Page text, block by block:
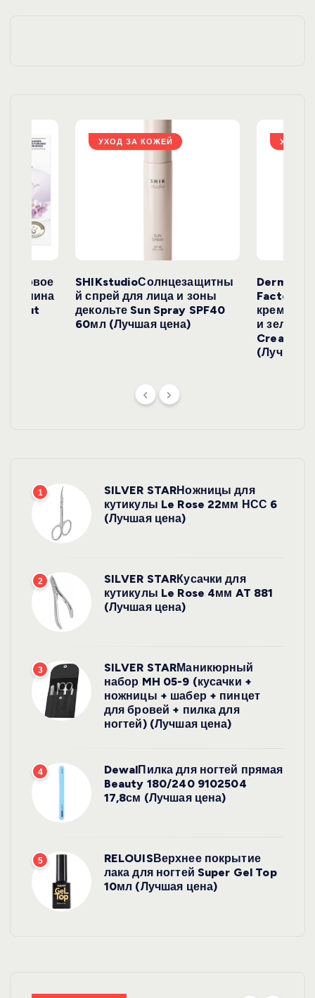
з
а
п
с
е
й
жасмина
УХОД ЗА КОЖЕЙ
SHIKstudioСолнцезащитны
й спрей для лица и зоны
декольте Sun Spray SPF40
60мл (Лучшая цена)
УХОД
Derma
крем с
и
Cream
(Лучшая
1
SILVER STARНожницы для
кутикулы Le Rose 22мм НСС 6
(Лучшая цена)
2
SILVER STARКусачки для
кутикулы Le Rose 4мм AT 881
(Лучшая цена)
3
SILVER STARМаникюрный
набор MH 05-9 (кусачки +
ножницы + шабер + пинцет
для бровей + пилка для
ногтей) (Лучшая цена)
4
DewalПилка для ногтей прямая
Beauty 180/240 9102504
17,8см (Лучшая цена)
5
RELOUISВерхнее покрытие
лака для ногтей Super Gel Top
10мл (Лучшая цена)